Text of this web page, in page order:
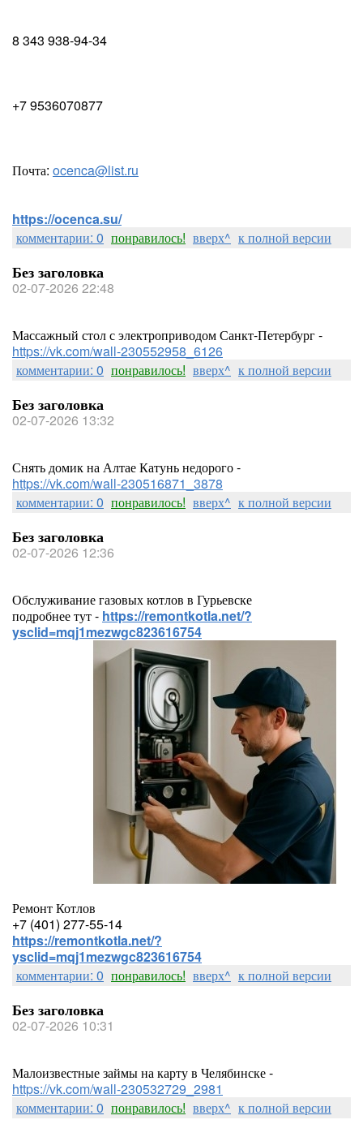
8 343 938-94-34
+7 9536070877
Почта: ocenca@list.ru
https://ocenca.su/
комментарии: 0 понравилось! вверх^ к полной версии
Без заголовка
02-07-2026 22:48
Массажный стол с электроприводом Санкт-Петербург -
https://vk.com/wall-230552958_6126
комментарии: 0 понравилось! вверх^ к полной версии
Без заголовка
02-07-2026 13:32
Снять домик на Алтае Катунь недорого -
https://vk.com/wall-230516871_3878
комментарии: 0 понравилось! вверх^ к полной версии
Без заголовка
02-07-2026 12:36
Обслуживание газовых котлов в Гурьевске
подробнее тут - https://remontkotla.net/?
ysclid=mqj1mezwgc823616754
Ремонт Котлов
+7 (401) 277-55-14
https://remontkotla.net/?
ysclid=mqj1mezwgc823616754
комментарии: 0 понравилось! вверх^ к полной версии
Без заголовка
02-07-2026 10:31
Малоизвестные займы на карту в Челябинске -
https://vk.com/wall-230532729_2981
комментарии: 0 понравилось! вверх^ к полной версии